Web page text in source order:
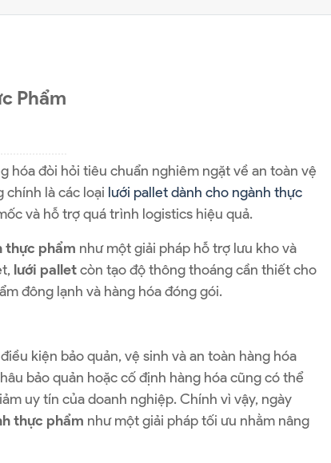
Phẩm
hóa đòi hỏi tiêu chuẩn nghiêm ngặt về an toàn vệ
chính làcác loại lưới pallet dành cho ngành thực
và hỗ trợ quá trình logistics hiệu quả.
thực phẩm như một giải pháp hỗ trợ lưu kho và
lưới palletcòn tạo độ thông thoáng cần thiết cho
đông lạnh và hàng hóa đóng gói.
kiện bảo quản, vệ sinh và an toàn hàng hóa
bảo quản hoặc cố định hàng hóa cũng có thể
uy tín của doanh nghiệp. Chính vì vậy, ngày
thực phẩm như một giải pháp tối ưu nhằm nâng